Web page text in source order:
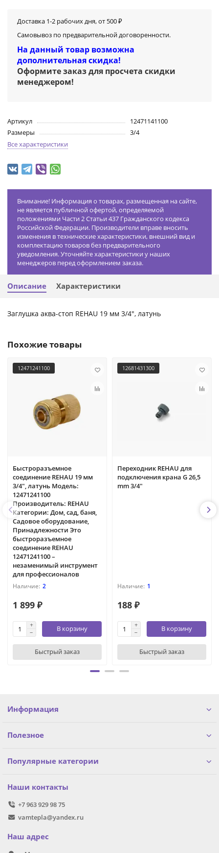
Доставка 1-2 рабочих дня, от 500 ₽
Самовывоз по предварительной договоренности.
На данный товар возможна
дополнительная скидка!
Оформите заказ для просчета скидки
менеджером!
Артикул
12471141100
Размеры
3/4
Все характеристики
Внимание! Информация о товарах, размещенная на сайте,
не является публичной офертой, определяемой
положениями Части 2 Статьи 437 Гражданского кодекса
Российской Федерации. Производители вправе вносить
изменения в технические характеристики, внешний вид и
комплектацию товаров без предварительного
уведомления. Уточняйте характеристики у наших
менеджеров перед оформлением заказа.
Описание Характеристики
Заглушка аква-стоп REHAU 19 мм 3/4", латунь
Похожие товары
12471241100
Быстроразъемное
соединение REHAU 19 мм
3/4", латунь Модель:
12471241100
Производитель: REHAU
Категории: Дом, сад, баня,
Садовое оборудование,
Принадлежности Это
быстроразъемное
соединение REHAU
12471241100 –
незаменимый инструмент
для профессионалов
2
1 899 ₽
В корзину
Быстрый заказ
12681431300
Переходник REHAU для
подключения крана G 26,5
mm 3/4"
1
188 ₽
В корзину
Быстрый заказ
Информация
Полезное
Популярные категории
Наши контакты
+7 963 929 98 75
vamtepla@yandex.ru
Наш адрес